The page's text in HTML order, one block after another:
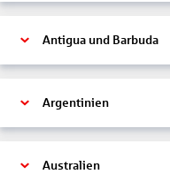
Antigua und Barbuda
Argentinien
Australien